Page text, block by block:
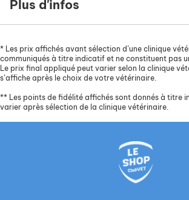
Plus d'infos
* Les prix affichés avant sélection d’une clinique
communiqués à titre indicatif et ne constituent pas
Le prix final appliqué peut varier selon la clinique
s’affiche après le choix de votre vétérinaire.
** Les points de fidélité affichés sont donnés à titre
varier après sélection de la clinique vétérinaire.